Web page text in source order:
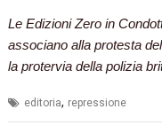
Le Edizioni Zero in
associano alla protesta
la protervia della polizia
editoria, repressione